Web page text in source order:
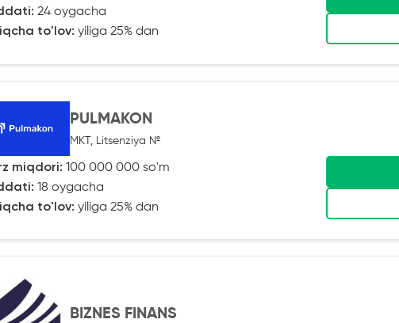
24 oygacha
to'lov: yiliga 25% dan
PULMAKON
MKT, Litsenziya №
miqdori: 100 000 000 so'm
18 oygacha
to'lov: yiliga 25% dan
BIZNES FINANS